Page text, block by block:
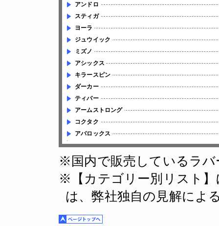
アンドロ
スティガ
ヨーラ
ジュウイック
ミズノ
アシックス
キラースピン
ダーカー
ティバー
アームストロング
コクタク
アバロックス
※国内で販売しているラ
※【カテゴリー別リスト
は、弊社独自の見解によ